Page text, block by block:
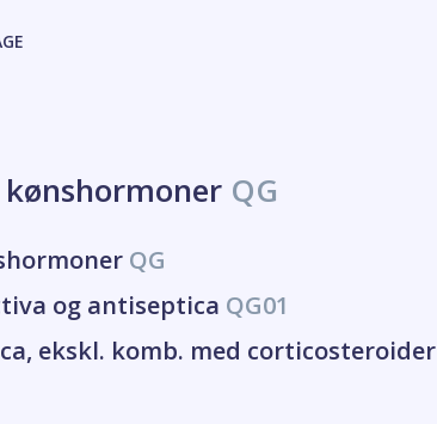
QG
QG
og antiseptica QG01
ekskl. komb. med corticosteroider